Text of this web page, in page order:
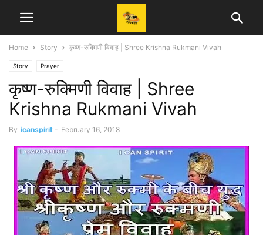
Home Story कृष्ण-रुक्मिणी विवाह | Shree Krishna Rukmani Vivah
Story Prayer
कृष्ण-रुक्मिणी विवाह | Shree
Krishna Rukmani Vivah
By icanspirit - February 16, 2018